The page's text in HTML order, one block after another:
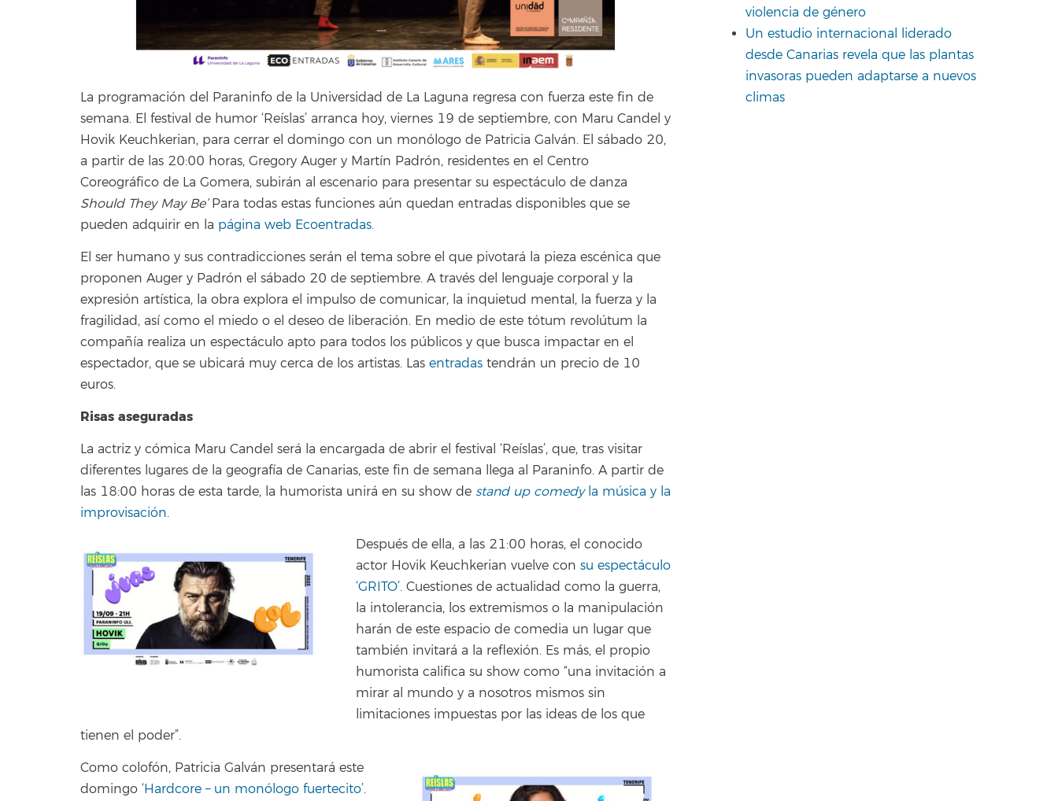
La programación del Paraninfo de la Universidad de La Laguna regresa con fuerza este fin de
semana. El festival de humor ‘Reíslas’ arranca hoy, viernes 19 de septiembre, con Maru Candel y
Hovik Keuchkerian, para cerrar el domingo con un monólogo de Patricia Galván. El sábado 20,
a partir de las 20:00 horas, Gregory Auger y Martín Padrón, residentes en el Centro
Coreográfico de La Gomera, subirán al escenario para presentar su espectáculo de danza
Should They May Be’Para todas estas funciones aún quedan entradas disponibles que se
pueden adquirir en la página web Ecoentradas.
El ser humano y sus contradicciones serán el tema sobre el que pivotará la pieza escénica que
proponen Auger y Padrón el sábado 20 de septiembre. A través del lenguaje corporal y la
expresión artística, la obra explora el impulso de comunicar, la inquietud mental, la fuerza y la
fragilidad, así como el miedo o el deseo de liberación. En medio de este tótum revolútum la
compañía realiza un espectáculo apto para todos los públicos y que busca impactar en el
espectador, que se ubicará muy cerca de los artistas. Las entradas tendrán un precio de 10
euros.
Risas aseguradas
La actriz y cómica Maru Candel será la encargada de abrir el festival ‘Reíslas’, que, tras visitar
diferentes lugares de la geografía de Canarias, este fin de semana llega al Paraninfo. A partir de
las 18:00 horas de esta tarde, la humorista unirá en su show de stand up comedyla música y la
improvisación.
Después de ella, a las 21:00 horas, el conocido
actor Hovik Keuchkerian vuelve con su espectáculo
‘GRITO’. Cuestiones de actualidad como la guerra,
la intolerancia, los extremismos o la manipulación
harán de este espacio de comedia un lugar que
también invitará a la reflexión. Es más, el propio
humorista califica su show como “una invitación a
mirar al mundo y a nosotros mismos sin
limitaciones impuestas por las ideas de los que
tienen el poder”.
Como colofón, Patricia Galván presentará este
domingo ‘Hardcore – un monólogo fuertecito’.
violencia de género
Un estudio internacional liderado
desde Canarias revela que las plantas
invasoras pueden adaptarse a nuevos
climas